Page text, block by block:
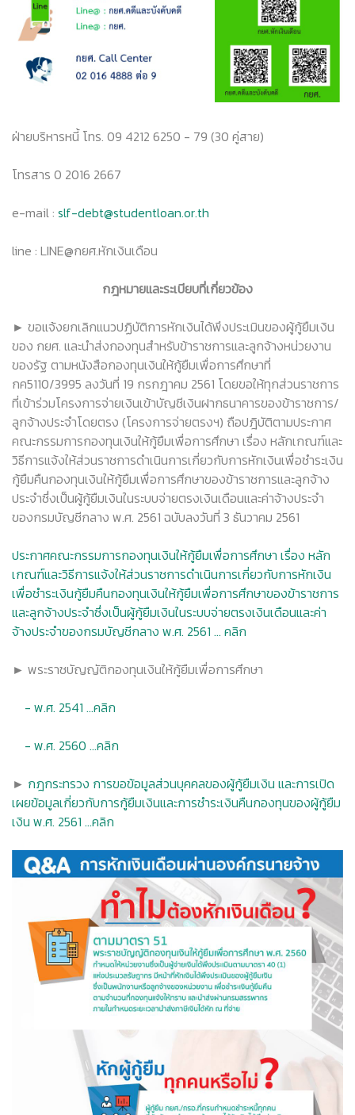
ฝ่ายบริหารหนี้ โทร. 09 4212 6250 - 79 (30 คู่สาย)
โทรสาร 0 2016 2667
e-mail : slf-debt@studentloan.or.th
line : LINE@กยศ.หักเงินเดือน
กฎหมายและระเบียบที่เกี่ยวข้อง
► ขอแจ้งยกเลิกแนวปฏิบัติการหักเงินได้พึงประเมินของผู้กู้ยืมเงิน
ของ กยศ. และนำส่งกองทุนสำหรับข้าราชการและลูกจ้างหน่วยงาน
ของรัฐ ตามหนังสือกองทุนเงินให้กู้ยืมเพื่อการศึกษาที่
กค5110/3995 ลงวันที่ 19 กรกฎาคม 2561 โดยขอให้ทุกส่วนราชการ
ที่เข้าร่วมโครงการจ่ายเงินเข้าบัญชีเงินฝากธนาคารของข้าราชการ/
ลูกจ้างประจำโดยตรง (โครงการจ่ายตรงฯ) ถือปฎิบัติตามประกาศ
คณะกรรมการกองทุนเงินให้กู้ยืมเพื่อการศึกษา เรื่อง หลักเกณฑ์และ
วิธีการแจ้งให้ส่วนราชการดำเนินการเกี่ยวกับการหักเงินเพื่อชำระเงิน
กู้ยืมคืนกองทุนเงินให้กู้ยืมเพื่อการศึกษาของข้าราชการและลูกจ้าง
ประจำซึ่งเป็นผู้กู้ยืมเงินในระบบจ่ายตรงเงินเดือนและค่าจ้างประจำ
ของกรมบัญชีกลาง พ.ศ. 2561​ ฉบับลงวันที่ 3 ธันวาคม 2561
ประกาศคณะกรรมการกองทุนเงินให้กู้ยืมเพื่อการศึกษา เรื่อง หลัก
เกณฑ์และวิธีการแจ้งให้ส่วนราชการดำเนินการเกี่ยวกับการหักเงิน
เพื่อชำระเงินกู้ยืมคืนกองทุนเงินให้กู้ยืมเพื่อการศึกษาของข้าราชการ
และลูกจ้างประจำซึ่งเป็นผู้กู้ยืมเงินในระบบจ่ายตรงเงินเดือนและค่า
จ้างประจำของกรมบัญชีกลาง พ.ศ. 2561 ... คลิก
► พระราชบัญญัติกองทุนเงินให้กู้ยืมเพื่อการศึกษา
- พ.ศ. 2541 ...คลิก
- พ.ศ. 2560 ...คลิก
► กฎกระทรวง การขอข้อมูลส่วนบุคคลของผู้กู้ยืมเงิน และการเปิด
เผยข้อมูลเกี่ยวกับการกู้ยืมเงินและการชำระเงินคืนกองทุนของผู้กู้ยืม
เงิน พ.ศ. 2561 ...คลิก